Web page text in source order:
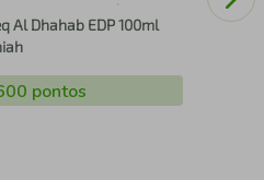
Al Dhahab EDP 100ml
pontos